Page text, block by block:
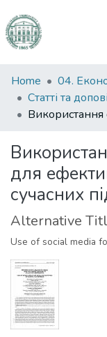
Communities
&
Collections
Statistics
Home
Статті та
для
сучасних
Alternative
Use of social media